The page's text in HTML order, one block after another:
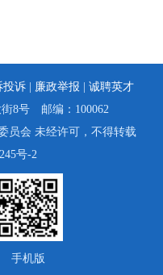
投诉 | 廉政举报 |诚聘英才
8号 邮编：100062
员会 未经许可，不得转载
号-2
手机版